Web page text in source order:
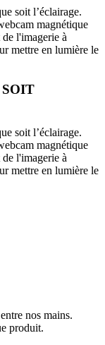
soit l’éclairage.
magnétique
l'imagerie à
mettre en lumière le
soit l’éclairage.
magnétique
l'imagerie à
mettre en lumière le
nos mains.
produit.